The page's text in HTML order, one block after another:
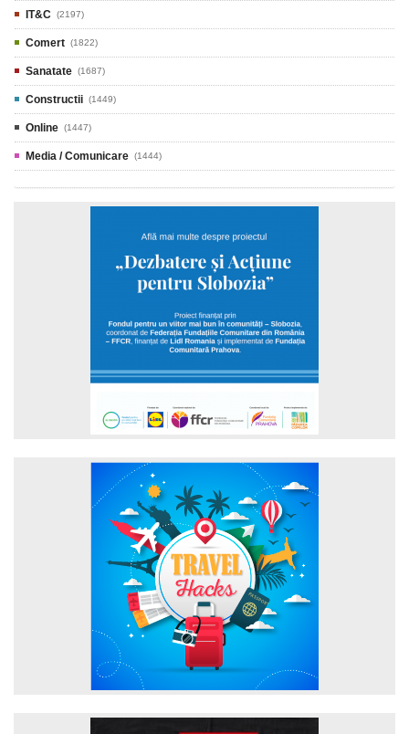
IT&C (2197)
Comert (1822)
Sanatate (1687)
Constructii (1449)
Online (1447)
Media / Comunicare (1444)